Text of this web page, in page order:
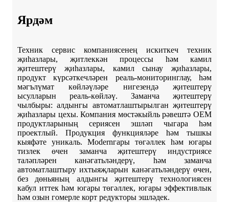
Ярдәм
Техник сервис компаниясенең искиткеч техник
җиһазлары, җитлеккән процессы һәм камил
җитештерү җиһазлары, камил сынау җиһазлары,
продукт күрсәткечләрен реаль-мониторинглау, һәм
мәгълүмат көйләүләре нигезендә җитештерү
ысулларын реаль-көйләү. Заманча җитештерү
чылбыры: алдынгы автоматлаштырылган җитештерү
җиһазлары цехы. Компания мөстәкыйль рәвештә OEM
продуктларының сериясен эшләп чыгара һәм
проектлый. Продукция функцияләре һәм тышкы
кыяфәте уникаль. Modernгары төгәллек һәм югары
тизлек өчен заманча җитештерү индустриясе
таләпләрен канәгатьләндерү, һәм заманча
автоматлаштыру ихтыяҗларын канәгатьләндерү өчен,
без дөньяның алдынгы җитештерү технологиясен
кабул иттек һәм югары төгәллек, югары эффективлык
һәм озын гомерле корт редукторы эшләдек.